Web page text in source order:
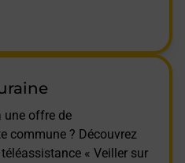
une offre de
commune ? Découvrez
« Veiller sur